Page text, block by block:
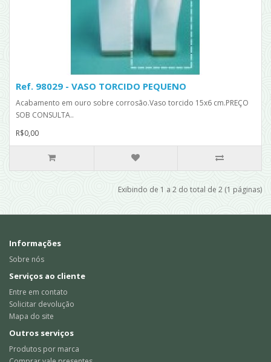
Ref. 98029 - VASO TORCIDO PEQUENO
Acabamento em ouro sobre corrosão.Vaso torcido 15x6 cm.PREÇO
SOB CONSULTA..
R$0,00
Exibindo de 1 a 2 do total de 2 (1 páginas)
Informações
Sobre nós
Serviços ao cliente
Entre em contato
Solicitar devolução
Mapa do site
Outros serviços
Produtos por marca